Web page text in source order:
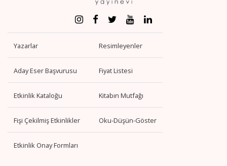
Yazarlar Resimleyenler
Aday Eser Başvurusu Fiyat Listesi
Etkinlik Kataloğu Kitabın Mutfağı
Fişi Çekilmiş Etkinlikler Oku-Düşün-Göster
Etkinlik Onay Formları